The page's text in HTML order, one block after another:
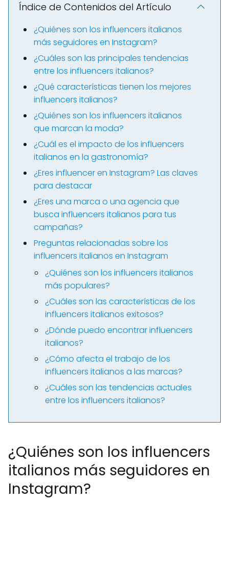
Índice de Contenidos del Artículo
¿Quiénes son los influencers italianos
más seguidores en Instagram?
¿Cuáles son las principales tendencias
entre los influencers italianos?
¿Qué características tienen los mejores
influencers italianos?
¿Quiénes son los influencers italianos
que marcan la moda?
¿Cuál es el impacto de los influencers
italianos en la gastronomía?
¿Eres influencer en Instagram? Las claves
para destacar
¿Eres una marca o una agencia que
busca influencers italianos para tus
campañas?
Preguntas relacionadas sobre los
influencers italianos en Instagram
¿Quiénes son los influencers italianos
más populares?
¿Cuáles son las características de los
influencers italianos exitosos?
¿Dónde puedo encontrar influencers
italianos?
¿Cómo afecta el trabajo de los
influencers italianos a las marcas?
¿Cuáles son las tendencias actuales
entre los influencers italianos?
¿Quiénes son los influencers
italianos más seguidores en
Instagram?